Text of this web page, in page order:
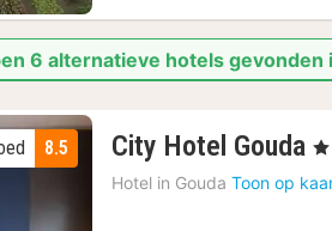
6 alternatieve hotels gevonden
8.5 City Hotel Gouda 1
, 4
Hotel in Gouda Toon op